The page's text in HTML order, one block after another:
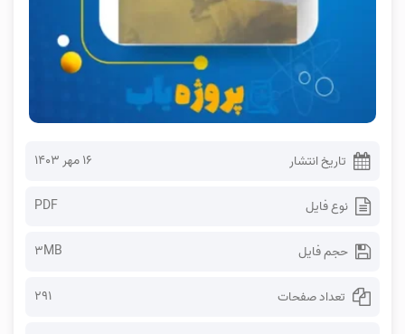
تاریخ انتشار ۱۶ مهر ۱۴۰۳
نوع فایل PDF
حجم فایل 3MB
تعداد صفحات 291